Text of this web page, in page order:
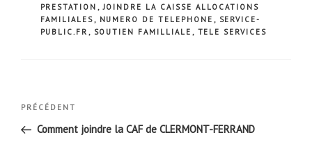
PRESTATION ,JOINDRE LA CAISSE ALLOCATIONS
FAMILIALES, NUMERO DE TELEPHONE , SERVICE-
PUBLIC.FR , SOUTIEN FAMILLIALE , TELE SERVICES
Navigation
l’article
Article
précédent
PRÉCÉDENT
Comment joindre la CAF de CLERMONT-FERRAND